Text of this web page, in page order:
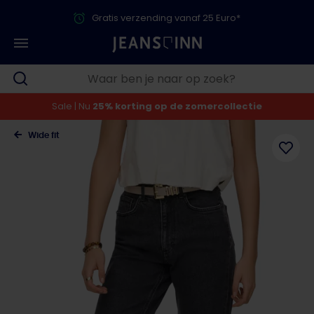
Gratis verzending vanaf 25 Euro*
Sale | Nu 25% korting op de zomercollectie
Wide fit